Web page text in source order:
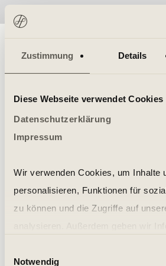
Zustimmung Details
Diese Webseite verwendet Cookies
Datenschutzerklärung
Impressum
Wir verwenden Cookies, um Inhalte
personalisieren, Funktionen für
zu können und die Zugriffe auf
soziale Medien, Werbung und
Notwendig